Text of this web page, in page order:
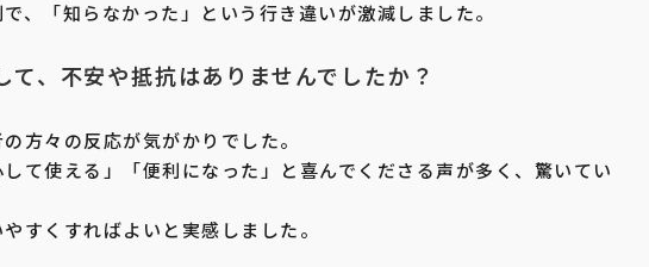
、「知らなかった」という行き違いが激減しました。
て、不安や抵抗はありませんでしたか？
方々の反応が気がかりでした。
て使える」「便利になった」と喜んでくださる声が多く、驚いてい
すくすればよいと実感しました。